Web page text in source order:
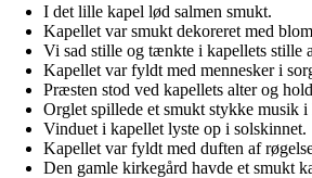
I det lille kapel lød salmen smukt.
Kapellet var smukt dekoreret med
Vi sad stille og tænkte i kapellets stille
Kapellet var fyldt med mennesker i
Præsten stod ved kapellets alter og
Orglet spillede et smukt stykke musik i
Vinduet i kapellet lyste op i solskinnet.
Kapellet var fyldt med duften af
Den gamle kirkegård havde et smukt